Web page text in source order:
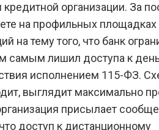
кредитной организации. За
на профильных
на тему того, что банк
самым лишил доступа к
исполнением 115-ФЗ.
выглядит максимально
присылает
доступ к дистанционному